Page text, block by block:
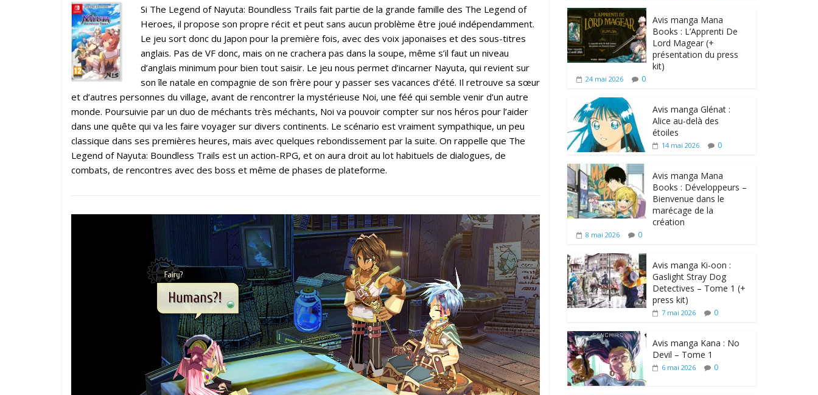
Si The Legend of Nayuta: Boundless Trails fait partie de la grande famille des The Legend of
Heroes, il propose son propre récit et peut sans aucun problème être joué indépendamment.
Le jeu sort donc du Japon pour la première fois, avec des voix japonaises et des sous-titres
anglais. Pas de VF donc, mais on ne crachera pas dans la soupe, même s’il faut un niveau
d’anglais minimum pour bien tout saisir. Le jeu nous permet d’incarner Nayuta, qui revient sur
son île natale en compagnie de son frère pour y passer ses vacances d’été. Il retrouve sa sœur
et d’autres personnes du village, avant de rencontrer la mystérieuse Noi, une féé qui semble venir d’un autre
monde. Poursuivie par un duo de méchants très méchants, Noi va pouvoir compter sur nos héros pour l’aider
dans une quête qui va les faire voyager sur divers continents. Le scénario est vraiment sympathique, un peu
classique dans ses premières heures, mais avec quelques rebondissement par la suite. On rappelle que The
Legend of Nayuta: Boundless Trails est un action-RPG, et on aura droit au lot habituels de dialogues, de
combats, de rencontres avec des boss et même de phases de plateforme.
Avis manga Mana
Books : L’Apprenti De
Lord Magear (+
présentation du press
kit)
24 mai 2026 0
Avis manga Glénat :
Alice au-delà des
étoiles
14 mai 2026 0
Avis manga Mana
Books : Développeurs –
Bienvenue dans le
marécage de la
création
8 mai 2026 0
Avis manga Ki-oon :
Gaslight Stray Dog
Detectives – Tome 1 (+
press kit)
7 mai 2026 0
Avis manga Kana : No
Devil – Tome 1
6 mai 2026 0